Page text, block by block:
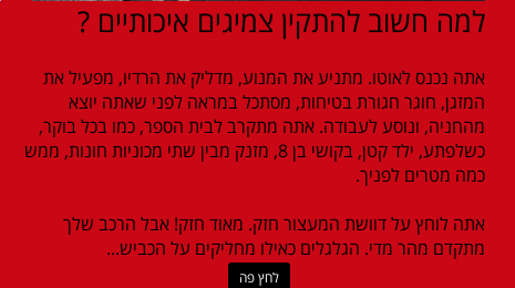
למה חשוב להתקין צמיגים איכותיים ?
אתה נכנס לאוטו. מתניע את המנוע, מדליק את הרדיו, מפעיל את
המזגן, חוגר חגורת בטיחות, מסתכל במראה לפני שאתה יוצא
מהחניה, ונוסע לעבודה. אתה מתקרב לבית הספר, כמו בכל בוקר,
כשלפתע, ילד קטן, בקושי בן 8, מזנק מבין שתי מכוניות חונות, ממש
כמה מטרים לפניך.
אתה לוחץ על דוושת המעצור חזק. מאוד חזק! אבל הרכב שלך
מתקדם מהר מדי. הגלגלים כאילו מחליקים על הכביש...
לחץ פה